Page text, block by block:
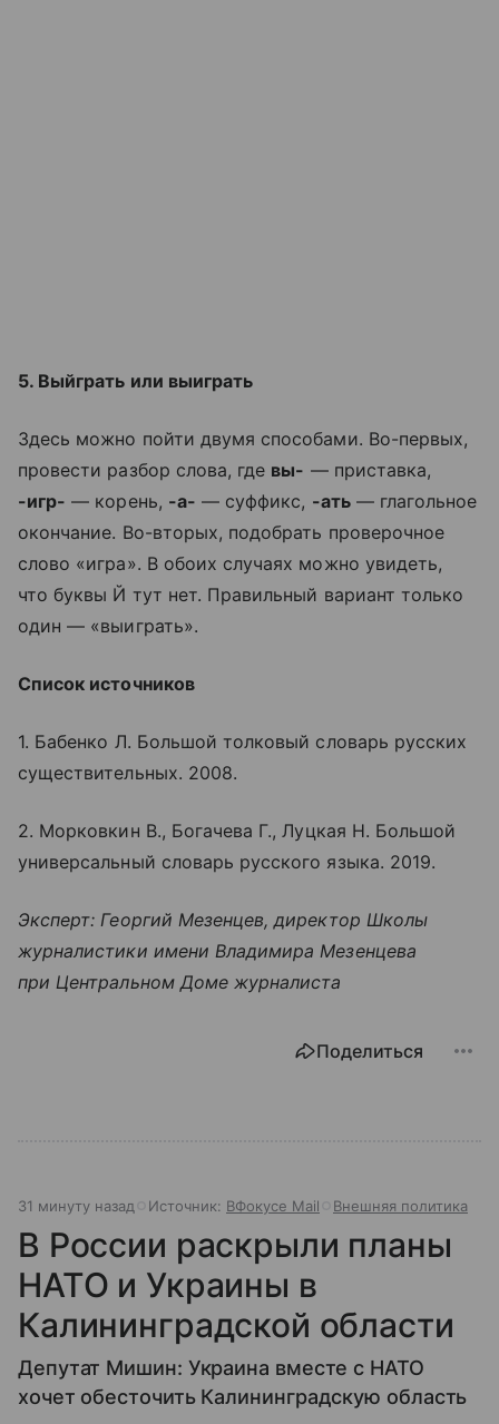
5. Выйграть или выиграть
Здесь можно пойти двумя способами. Во-первых,
провести разбор слова, где вы- — приставка,
-игр- — корень, -а- — суффикс, -ать— глагольное
окончание. Во-вторых, подобрать проверочное
слово «игра». В обоих случаях можно увидеть,
что буквы Й тут нет. Правильный вариант только
один — «выиграть».
Список источников
1. Бабенко Л. Большой толковый словарь русских
существительных. 2008.
2. Морковкин В., Богачева Г., Луцкая Н. Большой
универсальный словарь русского языка. 2019.
Эксперт: Георгий Мезенцев, директор Школы
журналистики имени Владимира Мезенцева
при Центральном Доме журналиста
Поделиться
31 минуту назад Источник: ВФокусе Mail Внешняя политика
В России раскрыли планы
НАТО и Украины в
Калининградской области
Депутат Мишин: Украина вместе с НАТО
хочет обесточить Калининградскую область